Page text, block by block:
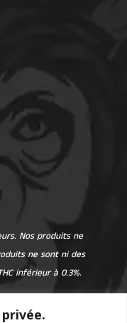
Nos produits ne
ne sont ni des
inférieur à 0.3%.